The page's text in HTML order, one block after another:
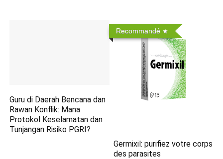
Guru di Daerah Bencana dan
Rawan Konflik: Mana
Protokol Keselamatan dan
Tunjangan Risiko PGRI?
Recommandé
Germixil: purifiez votre corps
des parasites